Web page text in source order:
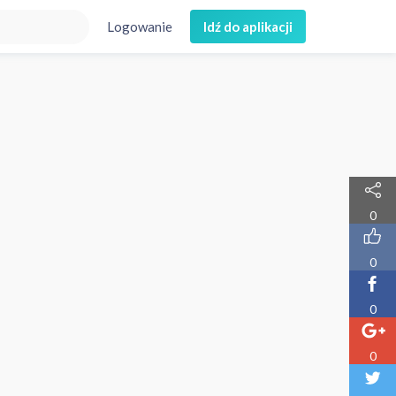
Logowanie Idź do aplikacji
0
0
0
0